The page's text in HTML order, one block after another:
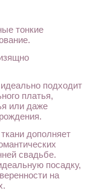
тонкие
подходит
платья,
или даже
дополняет
свадьбе.
посадку,
на